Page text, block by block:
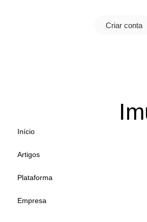
Criar conta
Início
Artigos
Plataforma
Empresa